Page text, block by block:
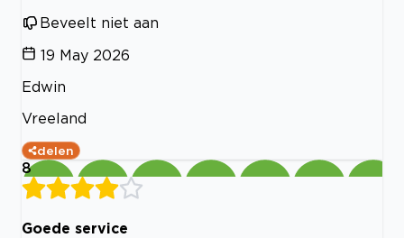
Beveelt niet aan
19 May 2026
Edwin
Vreeland
delen
8
Goede service